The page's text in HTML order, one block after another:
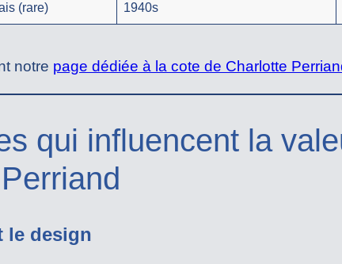
(rare) 1940s
notre page dédiée à la cote de Charlotte
qui influencent la
le design